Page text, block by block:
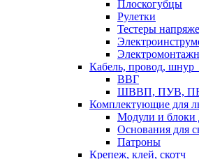
Плоскогубцы
Рулетки
Тестеры
Кабель, провод, шнур
ВВГ
ШВВП, ПУВ,
Комплектующие для
Модули и блоки
Основания для
Патроны
Крепеж, клей, скотч